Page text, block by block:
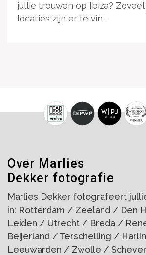
jullie trouwen op Ibiza?
locaties zijn er te vin...
Over Marlies
Dekker fotografie
Marlies Dekker fotografeert
in: Rotterdam / Zeeland / Den
Leiden / Utrecht / Breda /
Beijerland / Terschelling /
Leeuwarden / Zwolle /